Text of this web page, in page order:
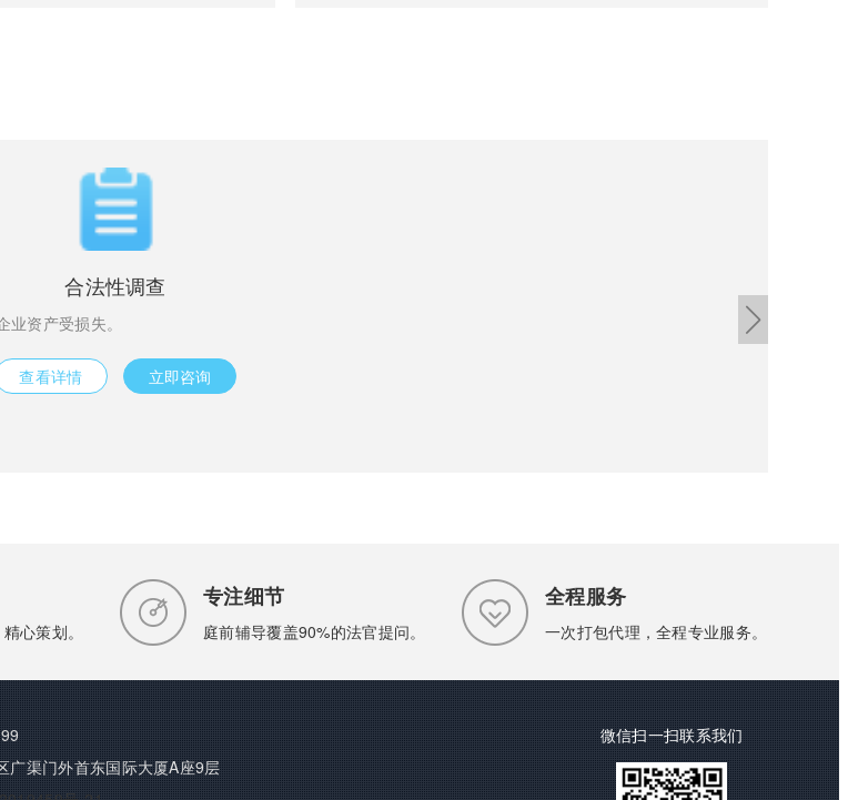
合法性调查
资产受损失。
查看详情 立即咨询
心策划。
专注细节
庭前辅导覆盖90%的法官提问。
全程服务
一次打包代理，全程专业服务。
广渠门外首东国际大厦A座9层
微信扫一扫联系我们